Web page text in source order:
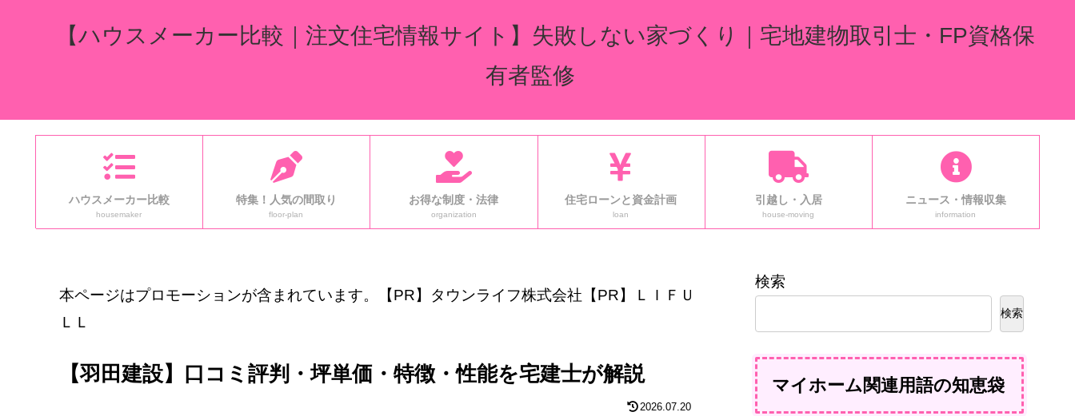
【ハウスメーカー比較｜注文住宅情報サイト】失敗しない家づくり｜宅地建物取引士・FP資格保
有者監修
ハウスメーカー比較
housemaker
特集！人気の間取り
floor-plan
お得な制度・法律
organization
住宅ローンと資金計画
loan
引越し・入居
house-moving
ニュース・情報収集
information
本ページはプロモーションが含まれています。【PR】タウンライフ株式会社【PR】ＬＩＦＵ
ＬＬ
【羽田建設】口コミ評判・坪単価・特徴・性能を宅建士が解説
2026.07.20
検索
検索
マイホーム関連用語の知恵袋